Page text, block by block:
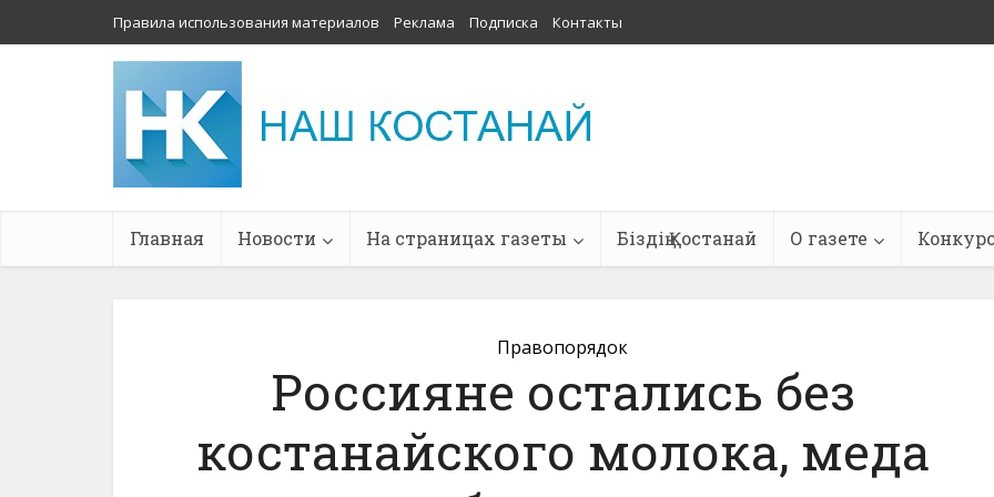
Правила использования материалов Реклама Подписка Контакты
Главная Новости На страницах газеты Біздің Қостанай О газете
Правопорядок
Россияне остались без
костанайского молока, меда